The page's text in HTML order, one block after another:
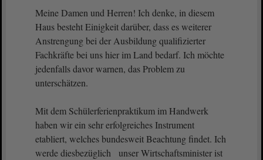
Meine Damen und Herren! Ich denke, in diesem
Haus besteht Einigkeit darüber, dass es weiterer
Anstrengung bei der Ausbildung qualifizierter
Fachkräfte bei uns hier im Land bedarf. Ich möchte
jedenfalls davor warnen, das Problem zu
unterschätzen.
Mit dem Schülerferienpraktikum im Handwerk
haben wir ein sehr erfolgreiches Instrument
etabliert, welches bundesweit Beachtung findet. Ich
werde diesbezüglich unser Wirtschaftsminister ist